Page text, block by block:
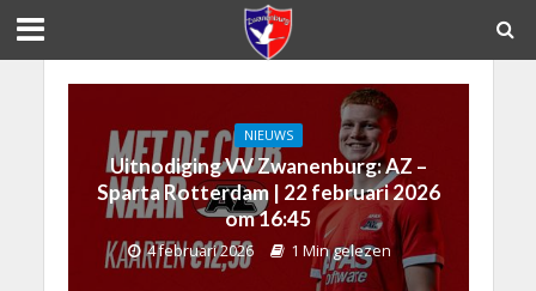
NIEUWS
Uitnodiging VV Zwanenburg: AZ –
Sparta Rotterdam | 22 februari 2026
om 16:45
4 februari 2026 1 Min gelezen